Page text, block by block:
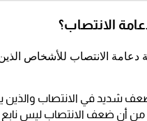
الانتصاب؟
دعامة الانتصاب للأشخاص
شديد في الانتصاب والذين
من أن ضعف الانتصاب ليس